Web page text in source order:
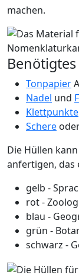
machen.
Tonpapier
Nadel und
Klettpunkte
Schere
Die Hüllen
anfertigen, das
gelb -
rot -
blau -
grün -
schwarz -